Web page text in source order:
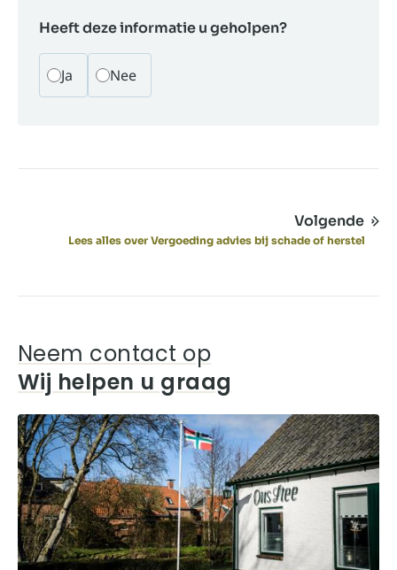
Heeft deze informatie u geholpen?
Ja Nee
Volgende
Lees alles over Vergoeding advies bij schade of herstel
Neem contact op
Wij helpen u graag